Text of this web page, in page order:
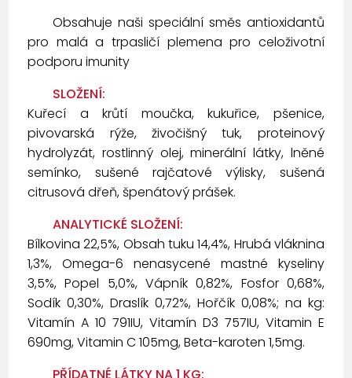
Obsahuje naši speciální směs antioxidantů
pro malá a trpasličí plemena pro celoživotní
podporu imunity
SLOŽENÍ:
Kuřecí a krůtí moučka, kukuřice, pšenice,
pivovarská rýže, živočišný tuk, proteinový
hydrolyzát, rostlinný olej, minerální látky, lněné
semínko, sušené rajčatové výlisky, sušená
citrusová dřeň, špenátový prášek.
ANALYTICKÉ SLOŽENÍ:
Bílkovina 22,5%, Obsah tuku 14,4%, Hrubá vláknina
1,3%, Omega-6 nenasycené mastné kyseliny
3,5%, Popel 5,0%, Vápník 0,82%, Fosfor 0,68%,
Sodík 0,30%, Draslík 0,72%, Hořčík 0,08%; na kg:
Vitamín A 10 791IU, Vitamín D3 757IU, Vitamin E
690mg, Vitamin C 105mg, Beta-karoten 1,5mg.
PŘÍDATNÉ LÁTKY NA 1 KG: